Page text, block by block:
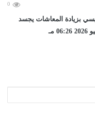
0
بزيادة المعاشات يجسد